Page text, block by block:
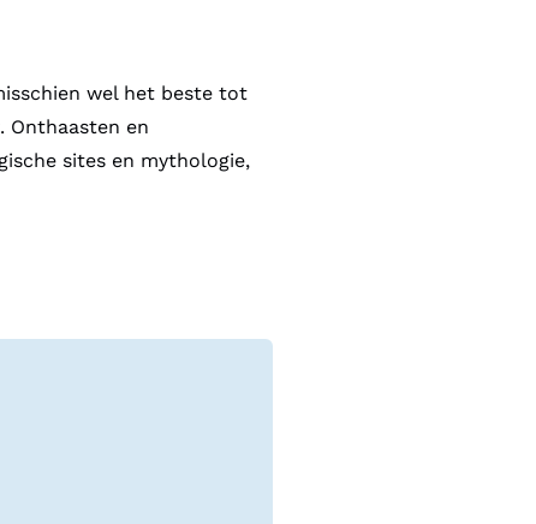
wel het beste tot
Onthaasten en
sites en mythologie,